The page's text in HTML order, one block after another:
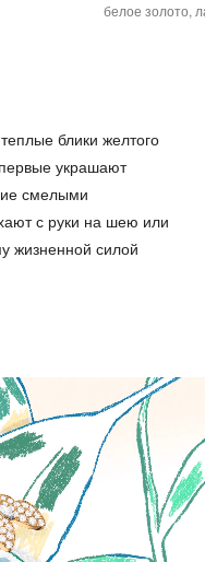
белое золото,
блики желтого
украшают
смелыми
с руки на шею или
жизненной силой